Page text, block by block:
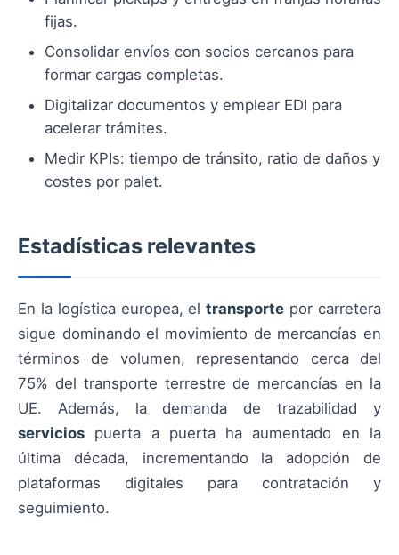
fijas.
Consolidar envíos con socios cercanos para
formar cargas completas.
Digitalizar documentos y emplear EDI para
acelerar trámites.
Medir KPIs: tiempo de tránsito, ratio de daños y
costes por palet.
Estadísticas relevantes
En la logística europea, eltransporte por carretera
sigue dominando el movimiento de mercancías en
términos de volumen, representando cerca del
75% del transporte terrestre de mercancías en la
UE. Además, la demanda de trazabilidad y
servicios puerta a puerta ha aumentado en la
última década, incrementando la adopción de
plataformas digitales para contratación y
seguimiento.